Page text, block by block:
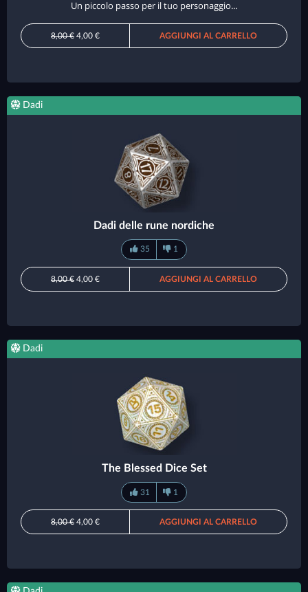
Un piccolo passo per il tuo personaggio...
8,00 € 4,00 € AGGIUNGI AL CARRELLO
Dadi
Dadi delle rune nordiche
35 1
8,00 € 4,00 € AGGIUNGI AL CARRELLO
Dadi
The Blessed Dice Set
31 1
8,00 € 4,00 € AGGIUNGI AL CARRELLO